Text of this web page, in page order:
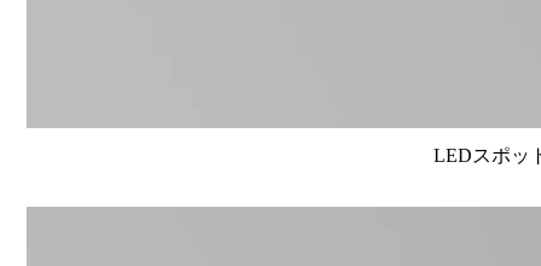
LEDスポッ